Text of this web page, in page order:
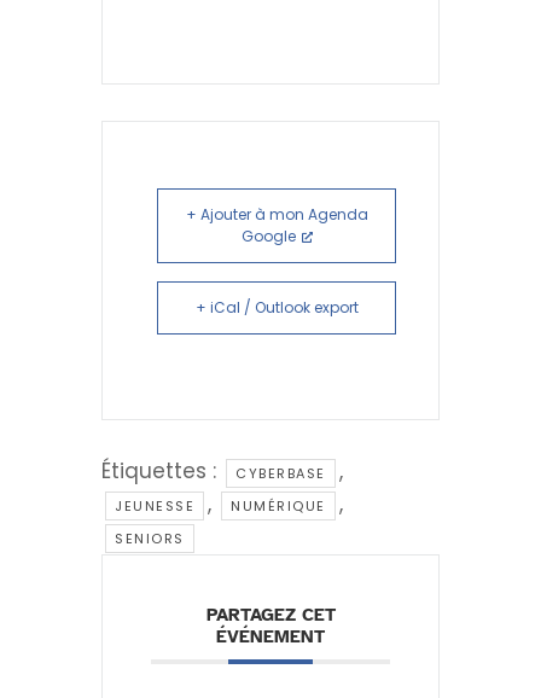
+ Ajouter à mon Agenda
Google
+ iCal / Outlook export
Étiquettes : CYBERBASE ,
JEUNESSE , NUMÉRIQUE ,
SENIORS
PARTAGEZ CET
ÉVÉNEMENT